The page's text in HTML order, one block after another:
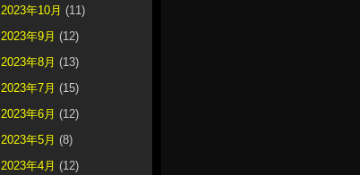
2023年10月 (11)
2023年9月 (12)
2023年8月 (13)
2023年7月 (15)
2023年6月 (12)
2023年5月 (8)
2023年4月 (12)